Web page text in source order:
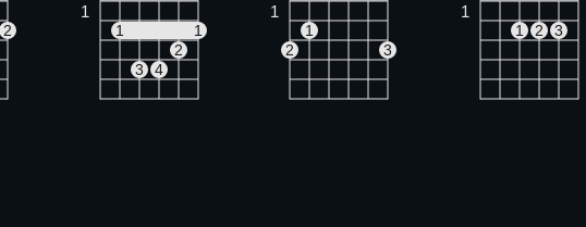
2
1
1
1
2
3
4
1
1
2
3
1
1 2 3